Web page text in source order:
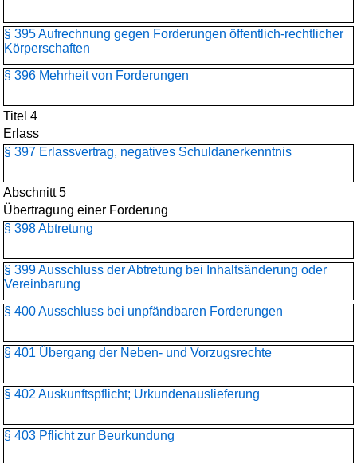
§ 395 Aufrechnung gegen Forderungen öffentlich-rechtlicher
Körperschaften
§ 396 Mehrheit von Forderungen
Titel 4
Erlass
§ 397 Erlassvertrag, negatives Schuldanerkenntnis
Abschnitt 5
Übertragung einer Forderung
§ 398 Abtretung
§ 399 Ausschluss der Abtretung bei Inhaltsänderung oder
Vereinbarung
§ 400 Ausschluss bei unpfändbaren Forderungen
§ 401 Übergang der Neben- und Vorzugsrechte
§ 402 Auskunftspflicht; Urkundenauslieferung
§ 403 Pflicht zur Beurkundung